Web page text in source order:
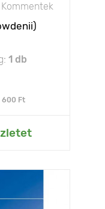
1 db
600 Ft